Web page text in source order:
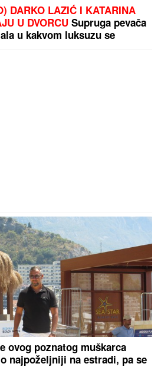
DARKO LAZIĆ I KATARINA
U DVORCU Supruga pevača
u kakvom luksuzu se
ovog poznatog muškarca
najpoželjniji na estradi, pa se